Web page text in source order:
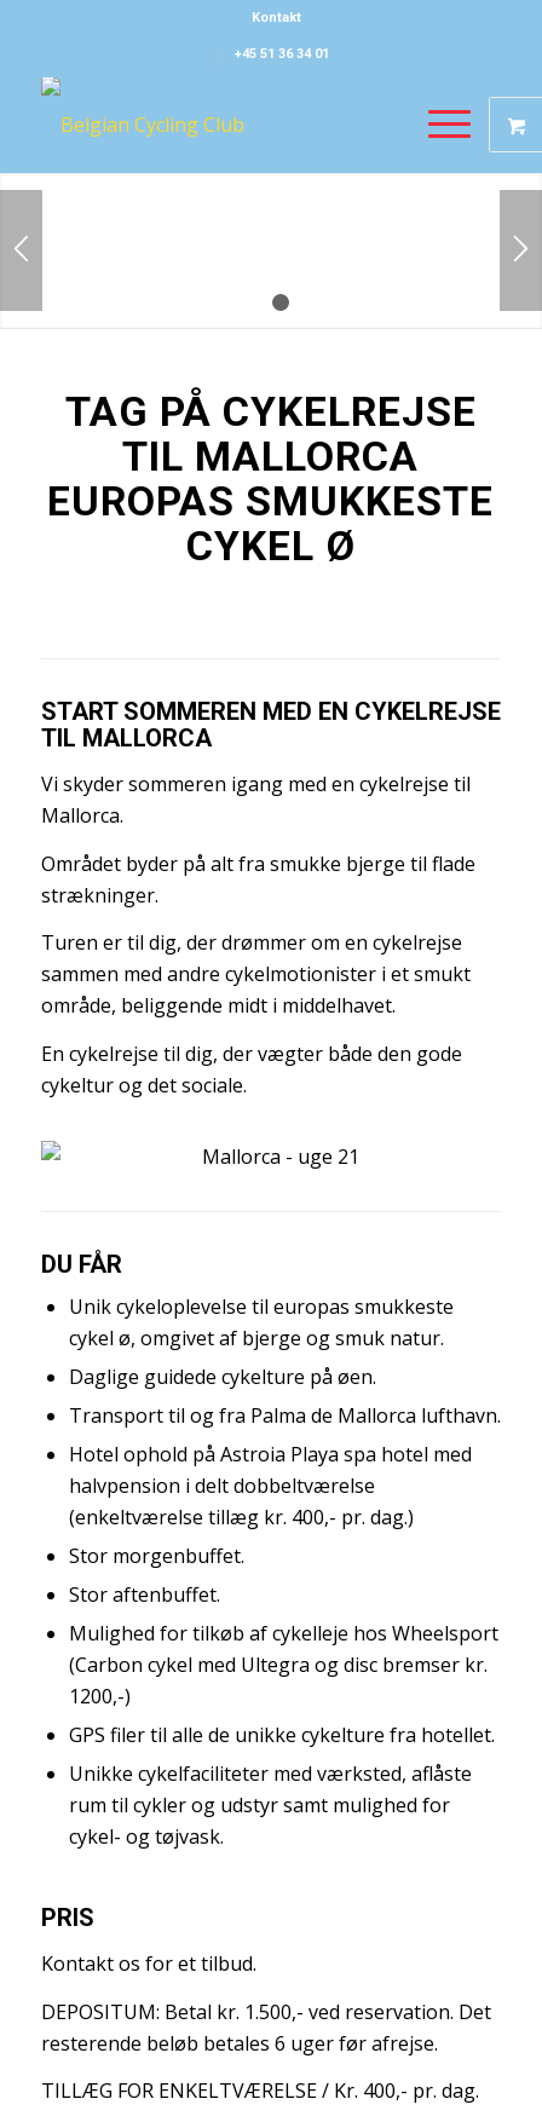
Kontakt
+45 51 36 34 01
TAG PÅ CYKELREJSE
TIL MALLORCA
EUROPAS SMUKKESTE
CYKEL Ø
START SOMMEREN MED EN CYKELREJSE
TIL MALLORCA
Vi skyder sommeren igang med en cykelrejse til
Mallorca.
Området byder på alt fra smukke bjerge til flade
strækninger.
Turen er til dig, der drømmer om en cykelrejse
sammen med andre cykelmotionister i et smukt
område, beliggende midt i middelhavet.
En cykelrejse til dig, der vægter både den gode
cykeltur og det sociale.
DU FÅR
Unik cykeloplevelse til europas smukkeste
cykel ø, omgivet af bjerge og smuk natur.
Daglige guidede cykelture på øen.
Transport til og fra Palma de Mallorca lufthavn.
Hotel ophold på Astroia Playa spa hotel med
halvpension i delt dobbeltværelse
(enkeltværelse tillæg kr. 400,- pr. dag.)
Stor morgenbuffet.
Stor aftenbuffet.
Mulighed for tilkøb af cykelleje hos Wheelsport
(Carbon cykel med Ultegra og disc bremser kr.
1200,-)
GPS filer til alle de unikke cykelture fra hotellet.
Unikke cykelfaciliteter med værksted, aflåste
rum til cykler og udstyr samt mulighed for
cykel- og tøjvask.
PRIS
Kontakt os for et tilbud.
DEPOSITUM: Betal kr. 1.500,- ved reservation. Det
resterende beløb betales 6 uger før afrejse.
TILLÆG FOR ENKELTVÆRELSE / Kr. 400,- pr. dag.